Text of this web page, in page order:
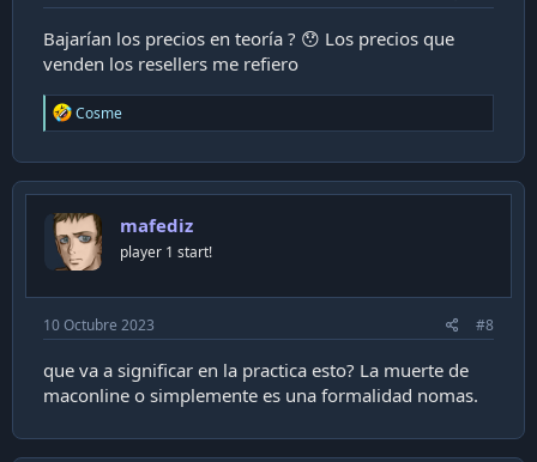
Bajarían los precios en teoría ? 😯 Los precios que
venden los resellers me refiero
R
e
c
t
o
n
s
Cosme
mafediz
player 1 start!
10 Octubre 2023 #8
que va a significar en la practica esto? La muerte de
maconline o simplemente es una formalidad nomas.